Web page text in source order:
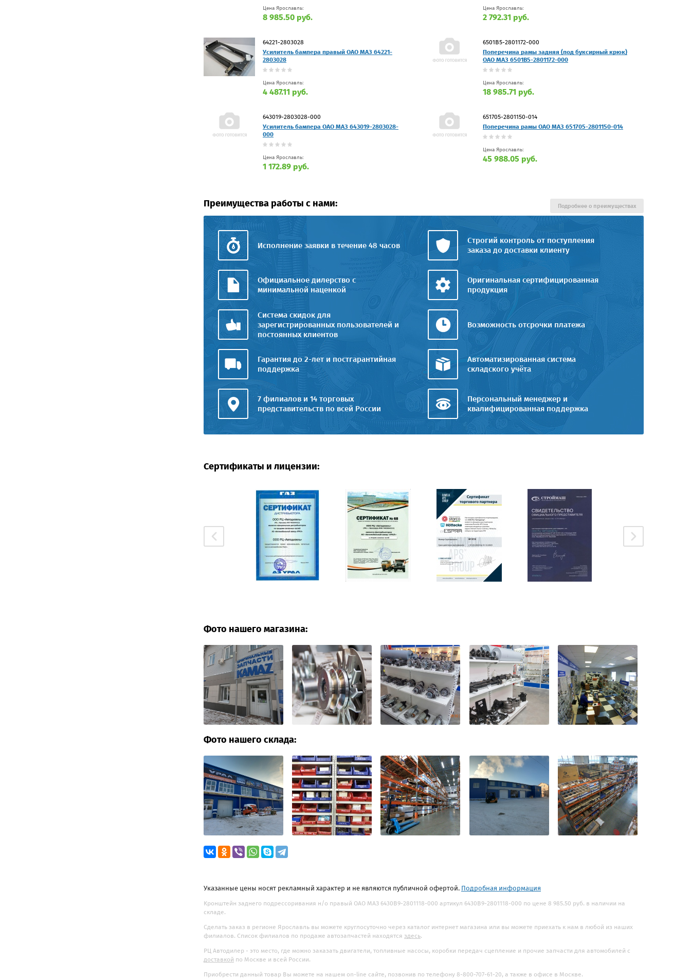
Цена Ярославль:
8 985.50 руб.
Цена Ярославль:
2 792.31 руб.
64221-2803028
Усилитель бампера правый ОАО МАЗ 64221-
2803028
Цена Ярославль:
4 487.11 руб.
6501В5-2801172-000
Поперечина рамы задняя (под буксирный крюк)
ОАО МАЗ 6501В5-2801172-000
Цена Ярославль:
18 985.71 руб.
643019-2803028-000
Усилитель бампера ОАО МАЗ 643019-2803028-
000
Цена Ярославль:
1 172.89 руб.
651705-2801150-014
Поперечина рамы ОАО МАЗ 651705-2801150-014
Цена Ярославль:
45 988.05 руб.
Преимущества работы с нами:
Исполнение заявки в течение 48 часов
Строгий контроль от поступления
заказа до доставки клиенту
Официальное дилерство с
минимальной наценкой
Оригинальная сертифицированная
продукция
Система скидок для
зарегистрированных пользователей и
постоянных клиентов
Возможность отсрочки платежа
Гарантия до 2-лет и постгарантийная
поддержка
Автоматизированная система
складского учёта
7 филиалов и 14 торговых
представительств по всей России
Персональный менеджер и
квалифицированная поддержка
Подробнее о преимуществах
Сертификаты и лицензии:
Фото нашего магазина:
Фото нашего склада:
Указанные цены носят рекламный характер и не являются публичной офертой. Подробная информация
Кронштейн заднего подрессоривания н/о правый ОАО МАЗ 6430В9-2801118-000 артикул 6430В9-2801118-000 по цене 8 985.50 руб. в наличии на
складе.
Сделать заказ в регионе Ярославль вы можете круглосуточно через каталог интернет магазина или вы можете приехать к нам в любой из наших
филиалов. Список филиалов по продаже автозапчастей находятся здесь.
РЦ Автодилер - это место, где можно заказать двигатели, топливные насосы, коробки передач сцепление и прочие запчасти для автомобилей с
доставкой по Москве и всей России.
Приобрести данный товар Вы можете на нашем on-line сайте, позвонив по телефону 8-800-707-61-20, а также в офисе в Москве.